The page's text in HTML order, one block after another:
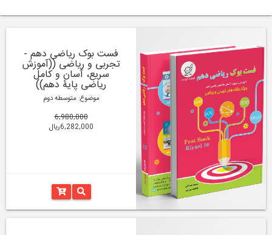
فست بوک ریاضی دهم -
تجربی و ریاضی ((آموزش
سریع، آسان و کامل
ریاضی پایۀ دهم))
موضوع: متوسطه دوم
6,980,000
6,282,000ریال